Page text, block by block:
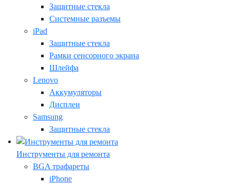
Защитные стекла
Системные разъемы
iPad
Защитные стекла
Рамки сенсорного экрана
Шлейфа
Lenovo
Аккумуляторы
Дисплеи
Samsung
Защитные стекла
Инструменты для ремонта
BGA трафареты
iPhone